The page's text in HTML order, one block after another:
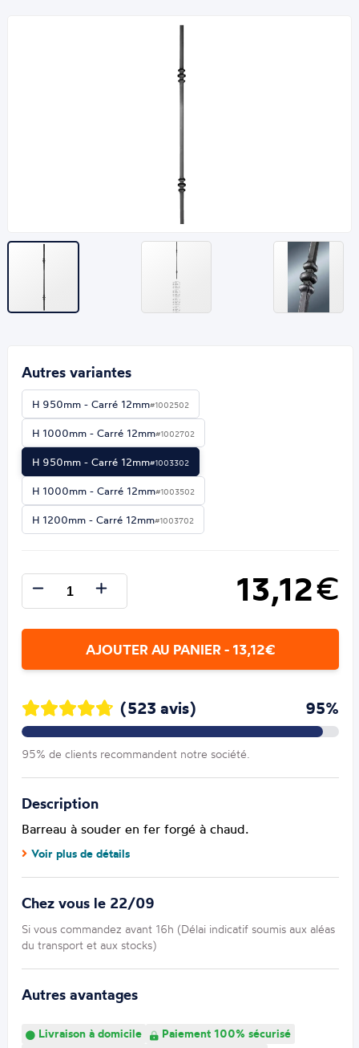
Autres variantes
H 950mm - Carré 12mm#1002502
H 1000mm - Carré 12mm#1002702
H 950mm - Carré 12mm#1003302
H 1000mm - Carré 12mm#1003502
H 1200mm - Carré 12mm#1003702
13,12€
AJOUTER AU PANIER - 13,12€
(523 avis) 95%
95% de clients recommandent notre société.
Description
Barreau à souder en fer forgé à chaud.
Voir plus de détails
Chez vous le 22/09
Si vous commandez avant 16h (Délai indicatif soumis aux aléas
du transport et aux stocks)
Autres avantages
Livraison à domicile
Paiement 100% sécurisé